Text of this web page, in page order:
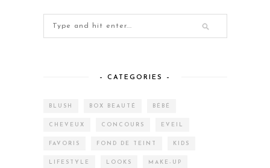
– CATEGORIES –
BLUSH BOX BEAUTÉ BÉBÉ
CHEVEUX CONCOURS EVEIL
FAVORIS FOND DE TEINT KIDS
LIFESTYLE LOOKS MAKE-UP